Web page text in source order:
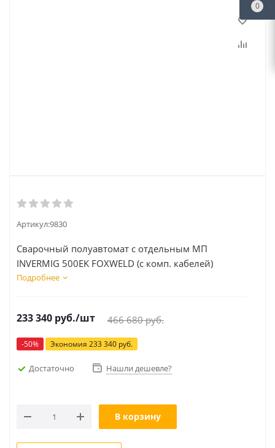
Артикул:9830
Сварочный полуавтомат с отдельным МП
INVERMIG 500EK FOXWELD (с комп. кабелей)
Подробнее
233 340 руб./шт 466 680руб.
-50% Экономия 233 340 руб.
Достаточно Нашли дешевле?
В корзину
0